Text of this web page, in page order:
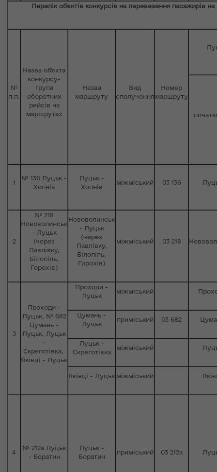
Перелік об'єктів конкурсів на перевезення пасажирів
№
п.п.
Назва об'єкта
конкурсу-
група
оборотних
рейсів на
маршрутах
Назва
маршруту
Вид
сполучення
Номер
маршруту
1
№ 136 Луцьк -
Хопнів
Луцьк -
Хопнів
міжміський 03 136
2
№ 218
Нововолинськ
- Луцьк
(через
Павлівку,
Білопіль,
Горохів)
Нововолинськ
- Луцьк
(через
Павлівку,
Білопіль,
Горохів)
міжміський 03 218
3
Проходи -
Луцьк, № 682
Цумань -
Луцьк, Луцьк
-
Скреготівка,
Яківці - Луцьк
Проходи -
Луцьк
міжміський
Цумань -
Луцьк
приміський 03 682
Луцьк -
Скреготівка
міжміський
Яківці - Луцьк міжміський
4
№ 212а Луцьк
- Боратин
Луцьк -
Боратин
приміський 03 212а